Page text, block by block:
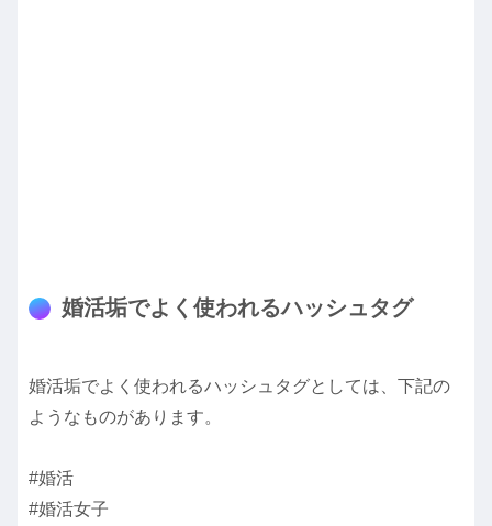
婚活垢でよく使われるハッシュタグ
婚活垢でよく使われるハッシュタグとしては、下記の
ようなものがあります。
#婚活
#婚活女子